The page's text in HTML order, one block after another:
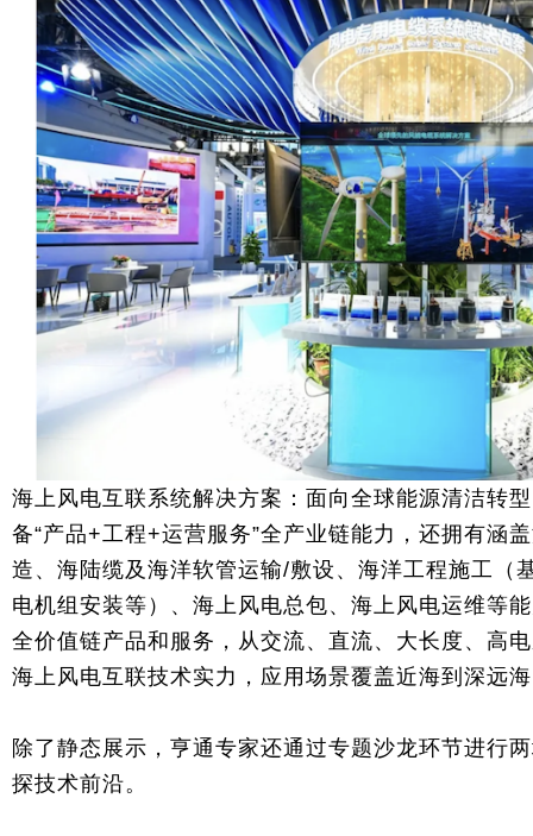
海上风电互联系统解决方案：面向全球能源清洁转
备“产品+工程+运营服务”全产业链能力，还拥有涵
造、海陆缆及海洋软管运输/敷设、海洋工程施工（
电机组安装等）、海上风电总包、海上风电运维等
全价值链产品和服务，从交流、直流、大长度、高
海上风电互联技术实力，应用场景覆盖近海到深远
除了静态展示，亨通专家还通过专题沙龙环节进行
探技术前沿。